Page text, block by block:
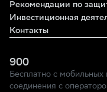
Рекомендации по
Инвестиционная
Контакты
900
Бесплатно с
соединения с